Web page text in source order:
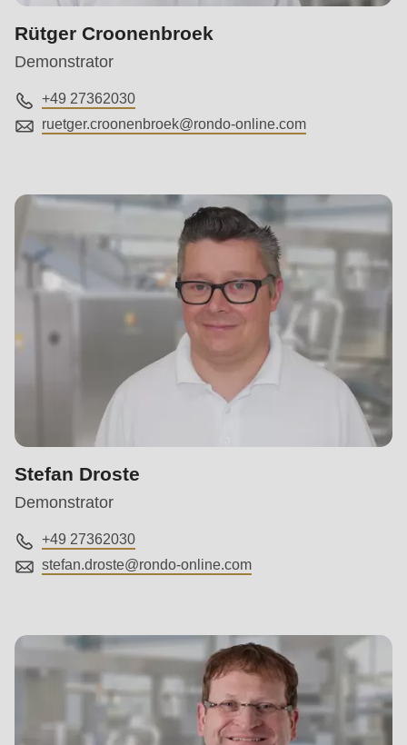
Rütger Croonenbroek
Demonstrator
+49 27362030
ruetger.croonenbroek@rondo-online.com
Stefan Droste
Demonstrator
+49 27362030
stefan.droste@rondo-online.com